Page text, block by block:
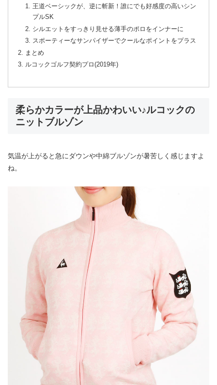
王道ベーシックが、逆に斬新！誰にでも好感度の高いシン
プルSK
シルエットをすっきり見せる薄手のポロをインナーに
スポーティーなサンパイザーでクールなポイントをプラス
まとめ
ルコックゴルフ契約プロ(2019年)
柔らかカラーが上品かわいい♪ルコックの
ニットブルゾン
気温が上がると急にダウンや中綿ブルゾンが暑苦しく感じますよ
ね。